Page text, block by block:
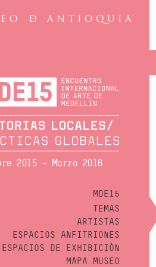
2015 - Marzo 2016
MDE15
TEMAS
ARTISTAS
ESPACIOS ANFITRIONES
ESPACIOS DE EXHIBICIÓN
MAPA MUSEO